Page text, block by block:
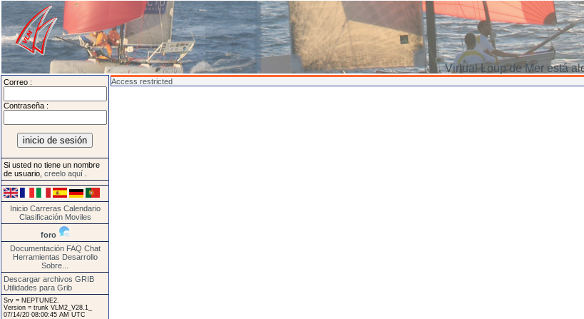
Virtual Loup de Mer está
Correo :
Contraseña :
Si usted no tiene un nombre
de usuario, creelo aquí
Inicio Carreras Calendario
Clasificación Moviles
foro
Documentación FAQ Chat
Herramientas Desarrollo
Sobre...
Descargar archivos GRIB
Utilidades para Grib
Srv = NEPTUNE2.
Version = trunk VLM2_V28.1_
07/14/20 08:00:45 AM UTC
Access restricted